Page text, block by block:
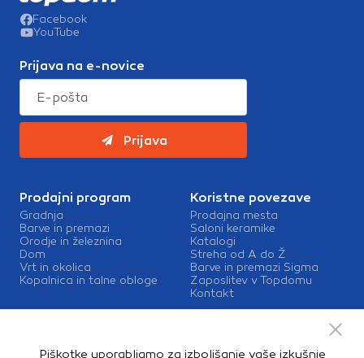
Facebook
YouTube
Prijava na e-novice
Prijava
Prodajni program
Gradnja
Barve in premazi
Orodje in železnina
Dom
Vrt in okolica
Kopalnica in talne obloge
Koristne povezave
Prodajna mesta
Saloni keramike
Katalogi
Streha od A do Ž
Barve in premazi Sigma
Zaposlitev v Topdomu
Kontakt
Mešalnice barv
Piškotke uporabljamo za izboljšanje vaše izkušnje